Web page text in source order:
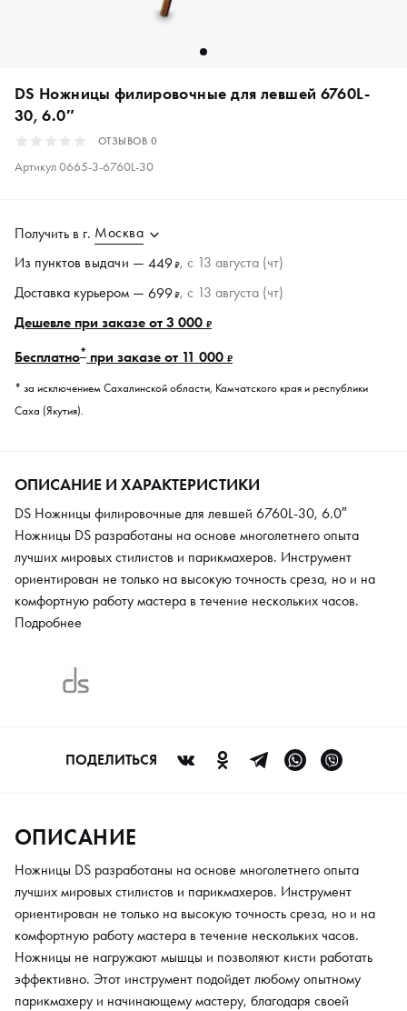
DS Ножницы филировочные для левшей 6760L-
30, 6.0″
ОТЗЫВОВ 0
Артикул0665-3-6760L-30
Получить в г. Москва
Из пунктов выдачи — 449₽, c 13 августа (чт)
Доставка курьером — 699₽, c 13 августа (чт)
Дешевле при заказе от 3 000 ₽
Бесплатно* при заказе от 11 000 ₽
* за исключением Сахалинской области, Камчатского края и республики
Саха (Якутия).
ОПИСАНИЕ И ХАРАКТЕРИСТИКИ
DS Ножницы филировочные для левшей 6760L-30, 6.0″
Ножницы DS разработаны на основе многолетнего опыта
лучших мировых стилистов и парикмахеров. Инструмент
ориентирован не только на высокую точность среза, но и на
комфортную работу мастера в течение нескольких часов.
Ножницы не нагружают мышцы и позволяют кисти работать
парикмахеру и начинающему мастеру, благодаря своей
универсальности. Заводской заточки инструмента хватает на
Подробнее
ПОДЕЛИТЬСЯ
ОПИСАНИЕ
Ножницы DS разработаны на основе многолетнего опыта
лучших мировых стилистов и парикмахеров. Инструмент
ориентирован не только на высокую точность среза, но и на
комфортную работу мастера в течение нескольких часов.
Ножницы не нагружают мышцы и позволяют кисти работать
эффективно. Этот инструмент подойдет любому опытному
парикмахеру и начинающему мастеру, благодаря своей